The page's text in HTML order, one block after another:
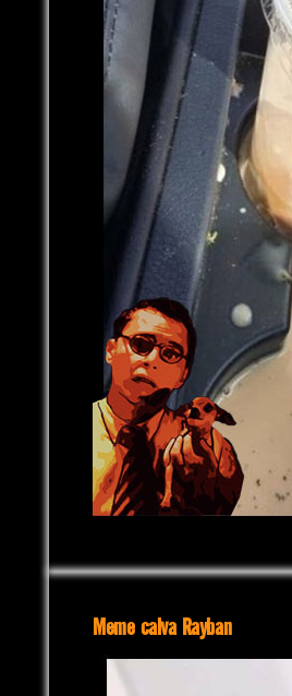
Meme calva Rayban